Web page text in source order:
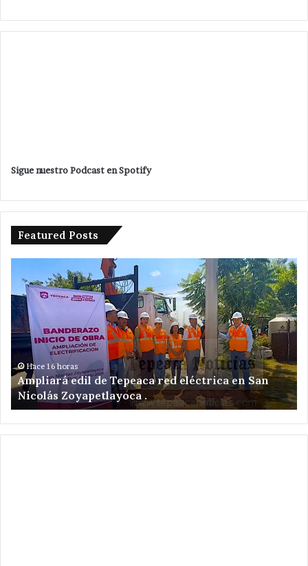
Sigue nuestro Podcast en Spotify
Featured Posts
edil
de
Tepeaca
red
eléctrica
en
San
Nicolás
Zoyapetlayoca
.
Hace 16 horas
Ampliará edil de Tepeaca red eléctrica en San
Nicolás Zoyapetlayoca .
en
en
la
.